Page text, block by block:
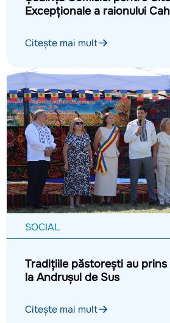
Excepționale a raionului
Citește mai mult
SOCIAL
Tradițiile păstorești au
la Andrușul de Sus
Citește mai mult